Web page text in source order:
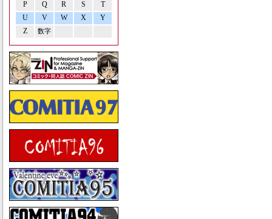
P Q R S
T
U
V W X
Y
Z
数字